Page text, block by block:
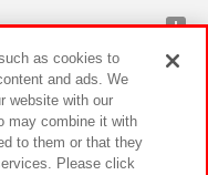
as cookies to
and ads. We
website with our
may combine it with
to them or that they
Please click